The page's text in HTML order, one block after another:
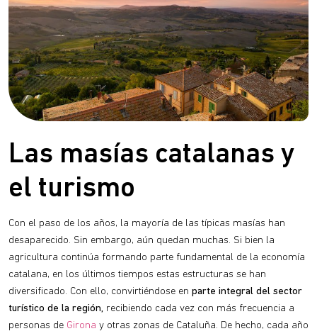
Las masías catalanas y
el turismo
Con el paso de los años, la mayoría de las típicas masías han
desaparecido. Sin embargo, aún quedan muchas. Si bien la
agricultura continúa formando parte fundamental de la economía
catalana, en los últimos tiempos estas estructuras se han
diversificado. Con ello, convirtiéndose en parte integral del sector
turístico de la región, recibiendo cada vez con más frecuencia a
personas de Girona y otras zonas de Cataluña. De hecho, cada año